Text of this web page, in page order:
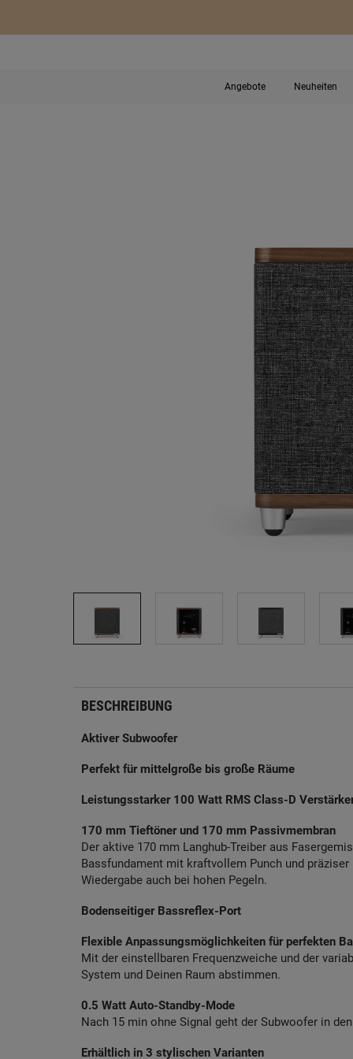
Angebote Neuheiten
BESCHREIBUNG
Aktiver Subwoofer
Perfekt für mittelgroße bis große Räume
Leistungsstarker 100 Watt RMS Class-D
170 mm Tieftöner und 170 mm Passivmembran
Der aktive 170 mm Langhub-Treiber aus
Bassfundament mit kraftvollem Punch und
Wiedergabe auch bei hohen Pegeln.
Bodenseitiger Bassreflex-Port
Flexible Anpassungsmöglichkeiten für perfekten
Mit der einstellbaren Frequenzweiche und der
System und Deinen Raum abstimmen.
0.5 Watt Auto-Standby-Mode
Nach 15 min ohne Signal geht der Subwoofer in
Erhältlich in 3 stylischen Varianten